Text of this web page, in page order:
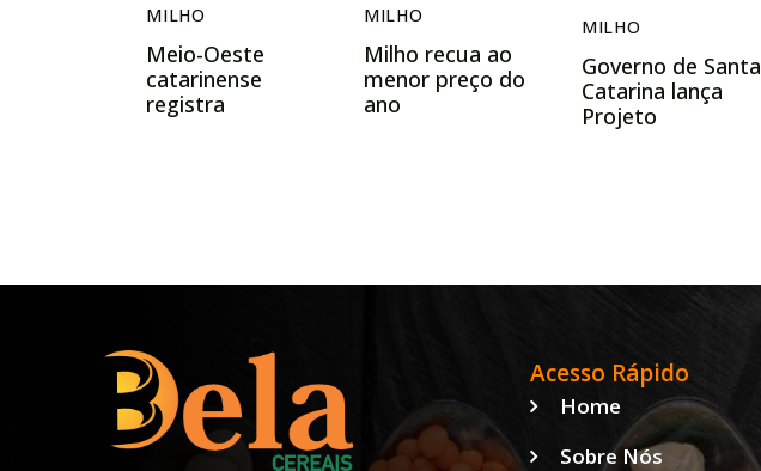
MILHO
Meio-Oeste
catarinense
registra
MILHO
Milho recua ao
menor preço do
ano
MILHO
Governo de Santa
Catarina lança
Projeto
Acesso Rápido
Home
Sobre Nós